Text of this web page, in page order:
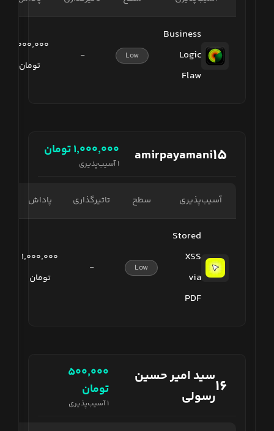
Business
Logic
Flaw
Low
-
۲٬۰۰۰٬۰۰۰
تومان
۱۵amirpayamani ۱٬۰۰۰٬۰۰۰تومان
۱آسیب‌پذیری
آسیب‌پذیری سطح تاثیرگذاری پاداش
Stored
XSS
via
PDF
Low
-
۱٬۰۰۰٬۰۰۰
تومان
۱۶سید امیر حسین
رسولی
۵۰۰٬۰۰۰
تومان
۱آسیب‌پذیری